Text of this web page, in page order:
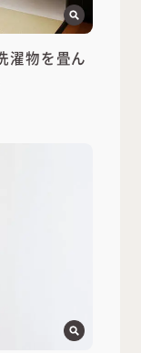
濯物を畳ん